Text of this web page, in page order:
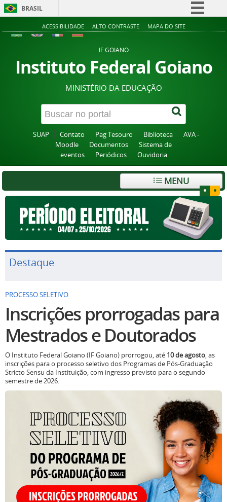
BRASIL
Simplifique!
Acesso à informação
Legislação
Canais
ACESSIBILIDADE ALTO CONTRASTE MAPA DO SITE
IF GOIANO
Instituto Federal Goiano
MINISTÉRIO DA EDUCAÇÃO
SUAP Contato Pag Tesouro Biblioteca
AVA -
Moodle
Documentos
Sistema de
eventos
Periódicos Ouvidoria
MENU
Destaque
PROCESSO SELETIVO
Inscrições prorrogadas para
Mestrados e Doutorados
O Instituto Federal Goiano (IF Goiano) prorrogou, até 10 de agosto, as
inscrições para o processo seletivo dos Programas de Pós-Graduação
Stricto Sensu da Instituição, com ingresso previsto para o segundo
semestre de 2026.